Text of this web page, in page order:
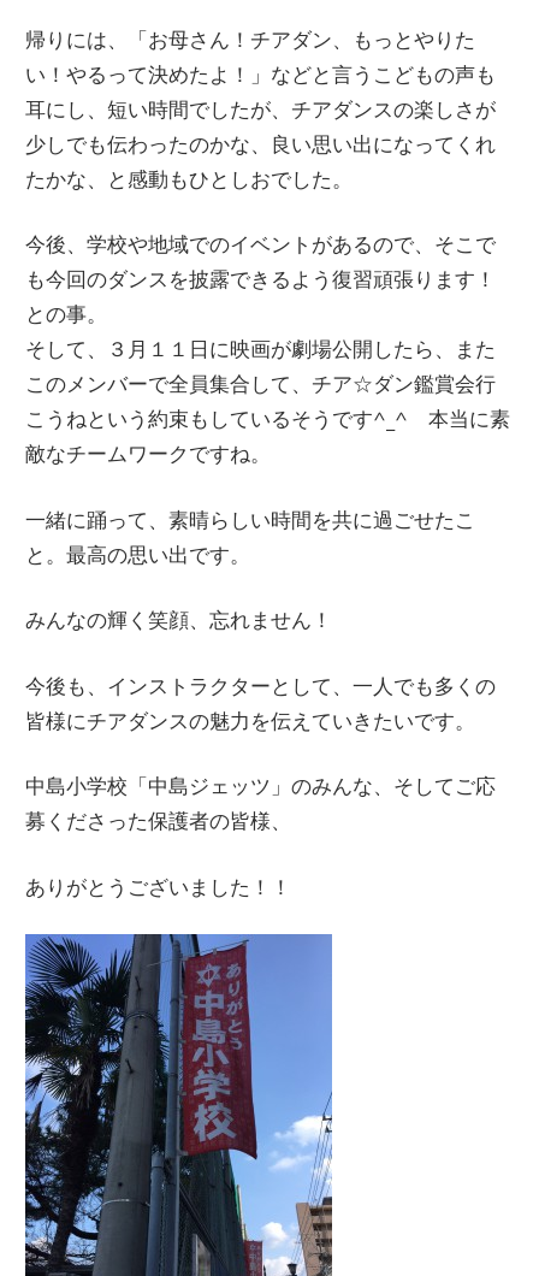
帰りには、「お母さん！チアダン、もっとやりた
い！やるって決めたよ！」などと言うこどもの声も
耳にし、短い時間でしたが、チアダンスの楽しさが
少しでも伝わったのかな、良い思い出になってくれ
たかな、と感動もひとしおでした。
今後、学校や地域でのイベントがあるので、そこで
も今回のダンスを披露できるよう復習頑張ります！
との事。
そして、３月１１日に映画が劇場公開したら、また
このメンバーで全員集合して、チア☆ダン鑑賞会行
こうねという約束もしているそうです^_^ 本当に素
敵なチームワークですね。
一緒に踊って、素晴らしい時間を共に過ごせたこ
と。最高の思い出です。
みんなの輝く笑顔、忘れません！
今後も、インストラクターとして、一人でも多くの
皆様にチアダンスの魅力を伝えていきたいです。
中島小学校「中島ジェッツ」のみんな、そしてご応
募くださった保護者の皆様、
ありがとうございました！！